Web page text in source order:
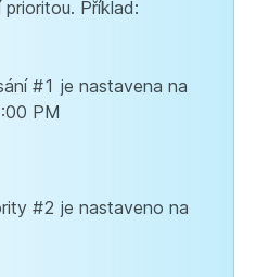
Příklad:
#1 je nastavena na
PM
#2 je nastaveno na